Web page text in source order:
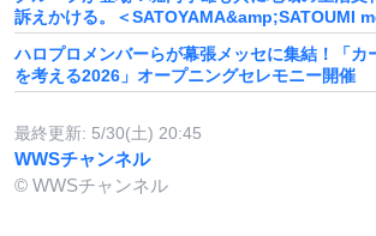
訴えかける。＜SATOYAMA&amp;SATOUMI
ハロプロメンバーらが幕張メッセに集結！「カ
を考える2026」オープニングセレモニー開催
最終更新: 5/30(土) 20:45
WWSチャンネル
© WWSチャンネル